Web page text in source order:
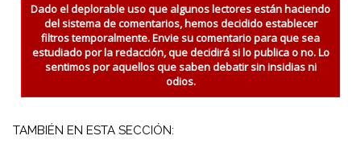
Dado el deplorable uso que algunos lectores están haciendo
del sistema de comentarios, hemos decidido establecer
filtros temporalmente. Envie su comentario para que sea
estudiado por la redacción, que decidirá si lo publica o no. Lo
sentimos por aquellos que saben debatir sin insidias ni
odios.
TAMBIÉN EN ESTA SECCIÓN: